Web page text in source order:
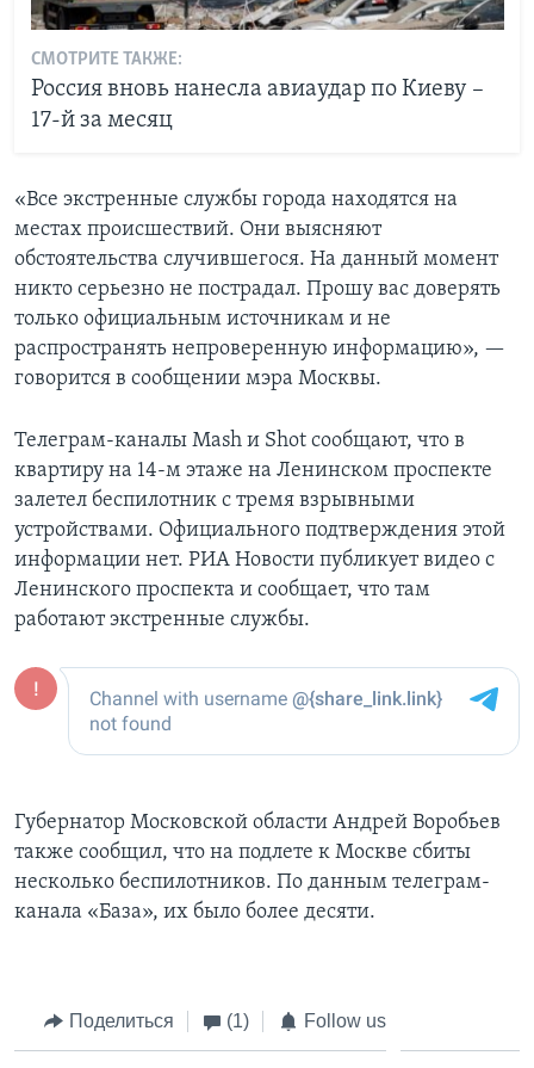
СМОТРИТЕ ТАКЖЕ:
Россия вновь нанесла авиаудар по Киеву –
17-й за месяц
«Все экстренные службы города находятся на
местах происшествий. Они выясняют
обстоятельства случившегося. На данный момент
никто серьезно не пострадал. Прошу вас доверять
только официальным источникам и не
распространять непроверенную информацию», —
говорится в сообщении мэра Москвы.
Телеграм-каналы Mash и Shot сообщают, что в
квартиру на 14-м этаже на Ленинском проспекте
залетел беспилотник с тремя взрывными
устройствами. Официального подтверждения этой
информации нет. РИА Новости публикует видео с
Ленинского проспекта и сообщает, что там
работают экстренные службы.
Губернатор Московской области Андрей Воробьев
также сообщил, что на подлете к Москве сбиты
несколько беспилотников. По данным телеграм-
канала «База», их было более десяти.
Поделиться (1) Follow us